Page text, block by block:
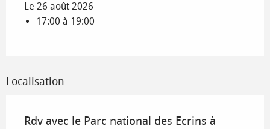
Le 26 août 2026
17:00 à 19:00
Localisation
Rdv avec le Parc national des Ecrins à